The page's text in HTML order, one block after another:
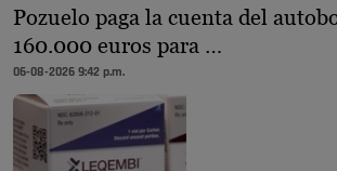
Pozuelo paga la cuenta del
160.000 euros para …
06-08-2026 9:42 p.m.